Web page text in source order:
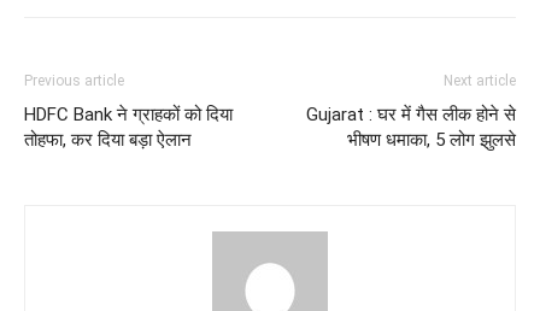
Previous article
HDFC Bank ने ग्राहकों को दिया
तोहफा, कर दिया बड़ा ऐलान
Next article
Gujarat : घर में गैस लीक होने से
भीषण धमाका, 5 लोग झुलसे